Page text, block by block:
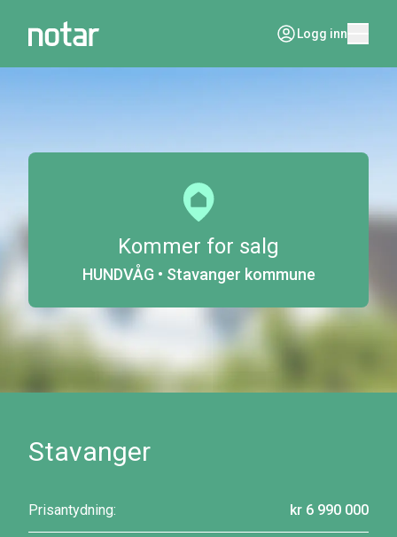
Logg inn
Kommer for salg
HUNDVÅG • Stavanger kommune
Stavanger
Prisantydning: kr 6 990 000